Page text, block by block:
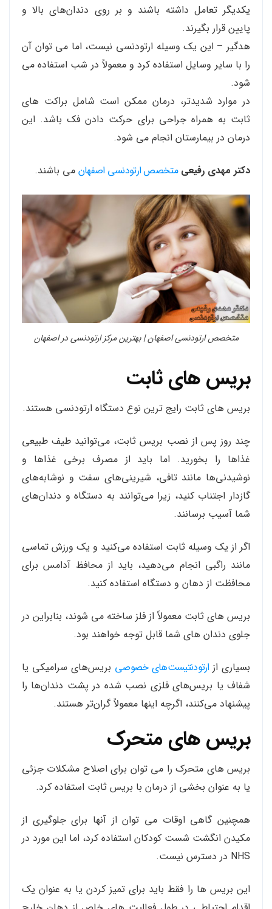
یکدیگر تعامل داشته باشند و بر روی دندان‌های بالا و
پایین قرار بگیرند.
هدگیر – این یک وسیله ارتودنسی نیست، اما می توان آن
را با سایر وسایل استفاده کرد و معمولاً در شب استفاده می
شود.
در موارد شدیدتر، درمان ممکن است شامل براکت های
ثابت به همراه جراحی برای حرکت دادن فک باشد. این
درمان در بیمارستان انجام می شود.
دکتر مهدی رفیعی متخصص ارتودنسی اصفهان می باشند.
متخصص ارتودنسی اصفهان | بهترین مرکز ارتودنسی در اصفهان
بریس های ثابت
بریس های ثابت رایج ترین نوع دستگاه ارتودنسی هستند.
چند روز پس از نصب بریس ثابت، می‌توانید طیف طبیعی
غذاها را بخورید. اما باید از مصرف برخی غذاها و
نوشیدنی‌ها مانند تافی، شیرینی‌های سفت و نوشابه‌های
گازدار اجتناب کنید، زیرا می‌توانند به دستگاه و دندان‌های
شما آسیب برسانند.
اگر از یک وسیله ثابت استفاده می‌کنید و یک ورزش تماسی
مانند راگبی انجام می‌دهید، باید از محافظ آدامس برای
محافظت از دهان و دستگاه استفاده کنید.
بریس های ثابت معمولاً از فلز ساخته می شوند، بنابراین در
جلوی دندان های شما قابل توجه خواهند بود.
بسیاری از ارتودنتیست‌های خصوصی بریس‌های سرامیکی یا
شفاف یا بریس‌های فلزی نصب شده در پشت دندان‌ها را
پیشنهاد می‌کنند، اگرچه اینها معمولاً گران‌تر هستند.
بریس های متحرک
بریس های متحرک را می توان برای اصلاح مشکلات جزئی
یا به عنوان بخشی از درمان با بریس ثابت استفاده کرد.
همچنین گاهی اوقات می توان از آنها برای جلوگیری از
مکیدن انگشت شست کودکان استفاده کرد، اما این مورد در
NHS در دسترس نیست.
این بریس ها را فقط باید برای تمیز کردن یا به عنوان یک